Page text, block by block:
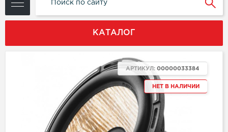
КАТАЛОГ
НЕТ В НАЛИЧИИ
АРТИКУЛ: 00000033384